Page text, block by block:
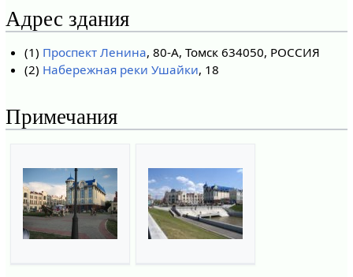
Адрес здания
(1) Проспект Ленина, 80-А, Томск 634050, РОССИЯ
(2) Набережная реки Ушайки, 18
Примечания